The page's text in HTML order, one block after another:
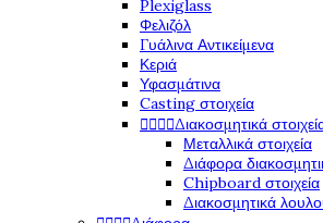
Plexiglass
Φελιζόλ
Γυάλινα Αντικείμενα
Κεριά
Υφασμάτινα
Casting στοιχεία
   Διακοσμητικά
Μεταλλικά στοιχεία
Διάφορα
Chipboard στοιχεία
Διακοσμητικά